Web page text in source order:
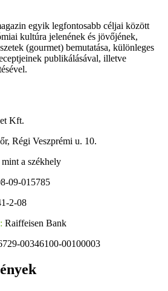
egyik legfontosabb céljai között
kultúra jelenének és jövőjének,
(gourmet) bemutatása, különleges
publikálásával, illetve
Kft.
Régi Veszprémi u. 10.
mint a székhely
09-015785
2-08
Raiffeisen Bank
00346100-00100003